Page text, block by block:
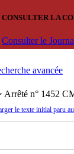
CONSULTER LA
Consulter le
avancée
Arrêté n° 1452
le texte initial paru